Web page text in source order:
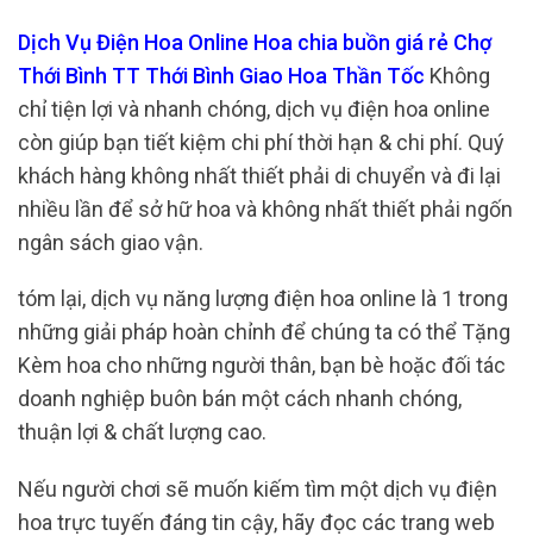
Dịch Vụ Điện Hoa Online Hoa chia buồn giá rẻ Chợ
Thới Bình TT Thới Bình Giao Hoa Thần Tốc Không
chỉ tiện lợi và nhanh chóng, dịch vụ điện hoa online
còn giúp bạn tiết kiệm chi phí thời hạn & chi phí. Quý
khách hàng không nhất thiết phải di chuyển và đi lại
nhiều lần để sở hữ hoa và không nhất thiết phải ngốn
ngân sách giao vận.
tóm lại, dịch vụ năng lượng điện hoa online là 1 trong
những giải pháp hoàn chỉnh để chúng ta có thể Tặng
Kèm hoa cho những người thân, bạn bè hoặc đối tác
doanh nghiệp buôn bán một cách nhanh chóng,
thuận lợi & chất lượng cao.
Nếu người chơi sẽ muốn kiếm tìm một dịch vụ điện
hoa trực tuyến đáng tin cậy, hãy đọc các trang web